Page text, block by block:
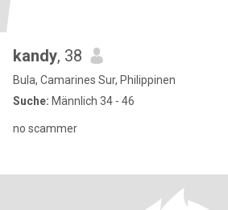
kandy, 38
Bula, Camarines Sur, Philippinen
Suche: Männlich 34 - 46
no scammer